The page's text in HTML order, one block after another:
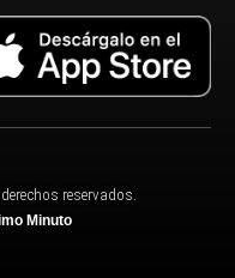
reservados.
Minuto